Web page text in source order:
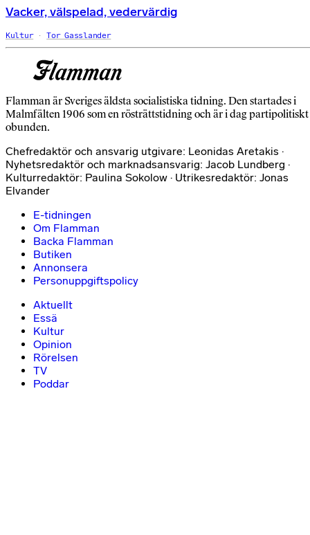
Vacker, välspelad, vedervärdig
Kultur Tor Gasslander
Flamman är Sveriges äldsta socialistiska tidning. Den startades i
Malmfälten 1906 som en rösträttstidning och är i dag partipolitiskt
obunden.
Chefredaktör och ansvarig utgivare: Leonidas Aretakis ·
Nyhetsredaktör och marknadsansvarig: Jacob Lundberg ·
Kulturredaktör: Paulina Sokolow · Utrikesredaktör: Jonas
Elvander
E-tidningen
Om Flamman
Backa Flamman
Butiken
Annonsera
Personuppgiftspolicy
Aktuellt
Essä
Kultur
Opinion
Rörelsen
TV
Poddar